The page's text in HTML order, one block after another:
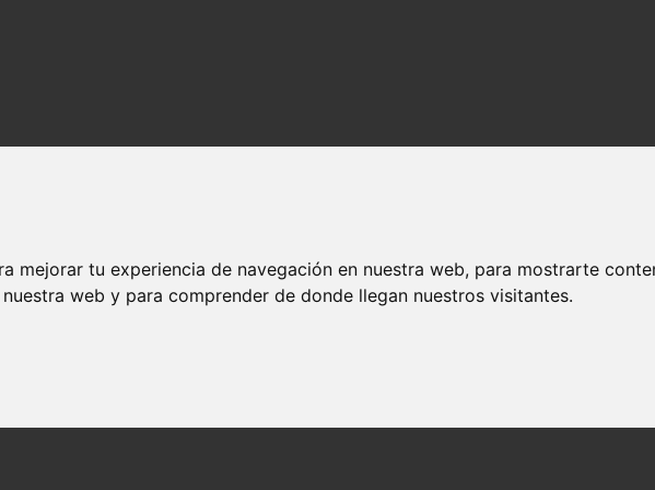
mejorar tu experiencia de navegación en nuestra web, para mostrarte
web y para comprender de donde llegan nuestros visitantes.